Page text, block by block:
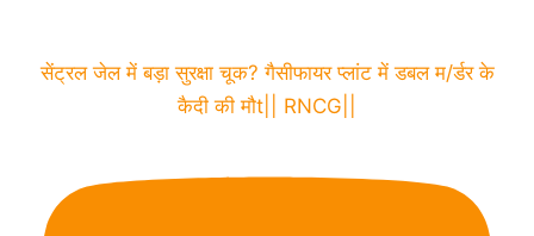
सेंट्रल जेल में बड़ा सुरक्षा चूक? गैसीफायर प्लांट में डबल म/र्डर के
कैदी की मौt|| RNCG||